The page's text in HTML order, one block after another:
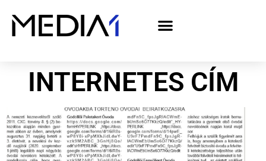
INTERNETES CÍM